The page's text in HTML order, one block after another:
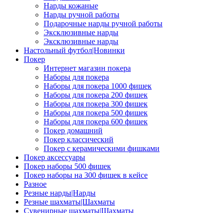
Нарды кожаные
Нарды ручной работы
Подарочные нарды ручной работы
Эксклюзивные нарды
Эксклюзивные нарды
Настольный футбол|Новинки
Покер
Интернет магазин покера
Наборы для покера
Наборы для покера 1000 фишек
Наборы для покера 200 фишек
Наборы для покера 300 фишек
Наборы для покера 500 фишек
Наборы для покера 600 фишек
Покер домашний
Покер классический
Покер с керамическими фишками
Покер аксессуары
Покер наборы 500 фишек
Покер наборы на 300 фишек в кейсе
Разное
Резные нарды|Нарды
Резные шахматы|Шахматы
Сувенирные шахматы|Шахматы